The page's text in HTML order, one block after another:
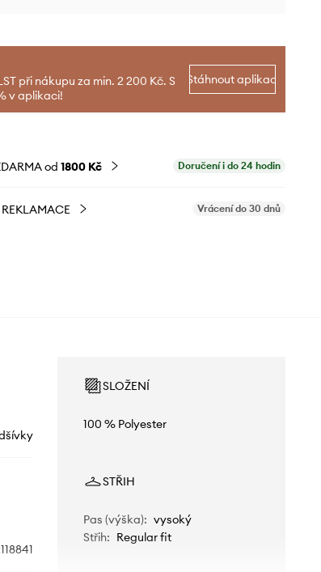
při nákupu za min. 2 200 Kč. S
v aplikaci!
Stáhnout aplikaci
od 1800 Kč Doručení i do 24 hodin
Vrácení do 30 dnů
SLOŽENÍ
100 % Polyester
STŘIH
Pas (výška): vysoký
Střih: Regular fit